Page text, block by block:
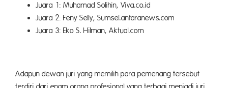
Juara 1: Muhamad Solihin, Viva.co.id
Juara 2: Feny Selly, Sumsel.antaranews.com
Juara 3: Eko S. Hilman, Aktual.com
Adapun dewan juri yang memilih para pemenang tersebut